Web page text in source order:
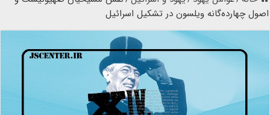
اصول چهارده‌گانه ویلسون در تشکیل اسرائیل